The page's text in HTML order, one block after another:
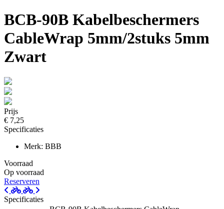
BCB-90B Kabelbeschermers
CableWrap 5mm/2stuks 5mm
Zwart
Prijs
€ 7,25
Specificaties
Merk: BBB
Voorraad
Op voorraad
Reserveren
Specificaties